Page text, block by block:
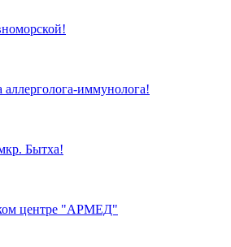
иммунолога!
Бытха!
центре "АРМЕД"